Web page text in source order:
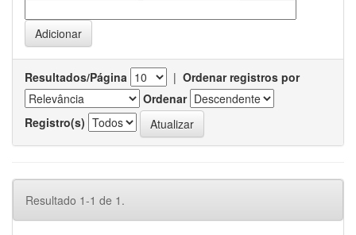
Resultados/Página | Ordenar registros por
Ordenar
Registro(s)
Resultado 1-1 de 1.